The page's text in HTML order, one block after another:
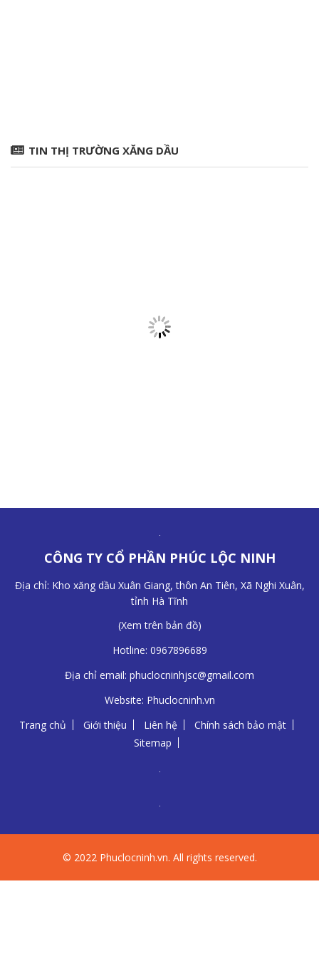
TIN THỊ TRƯỜNG XĂNG DẦU
CÔNG TY CỔ PHẦN PHÚC LỘC NINH
Địa chỉ: Kho xăng dầu Xuân Giang, thôn An Tiên, Xã Nghi Xuân,
tỉnh Hà Tĩnh
(Xem trên bản đồ)
Hotline: 0967896689
Địa chỉ email: phuclocninhjsc@gmail.com
Website: Phuclocninh.vn
Trang chủ
Giới thiệu Liên hệ
Chính sách bảo mật
Sitemap
© 2022 Phuclocninh.vn. All rights reserved.